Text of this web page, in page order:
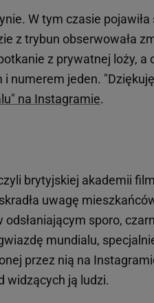
W tym czasie pojawiła
z trybun obserwowała
z prywatnej loży, a
numerem jeden.
na Instagramie.
brytyjskiej akademii
uwagę
sporo,
mundialu,
przez nią na
widzących ją ludzi.